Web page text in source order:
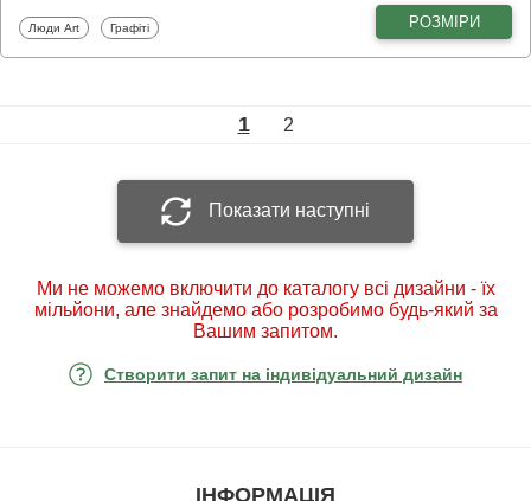
Фотошпалери
Люди Art Фотошпалери
Графіті РОЗМІРИ
1 2
Показати наступні
Ми не можемо включити до каталогу всі дизайни - їх
мільйони, але знайдемо або розробимо будь-який за
Вашим запитом.
Створити запит на індивідуальний дизайн
ІНФОРМАЦІЯ